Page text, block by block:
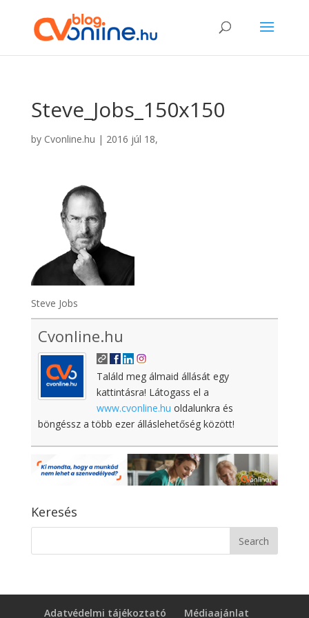
Steve_Jobs_150x150
by Cvonline.hu | 2016 júl 18,
Steve Jobs
Cvonline.hu
Találd meg álmaid állását egy
kattintásra! Látogass el a
www.cvonline.hu oldalunkra és
böngéssz a több ezer álláslehetőség között!
Keresés
Adatvédelmi tájékoztató Médiaajánlat